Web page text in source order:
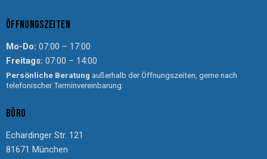
ÖFFNUNGSZEITEN
Mo-Do: 07:00 – 17:00
Freitags: 07:00 – 14:00
Persönliche Beratung außerhalb der Öffnungszeiten, gerne nach
telefonischer Terminvereinbarung.
BÜRO
Echardinger Str. 121
81671 München